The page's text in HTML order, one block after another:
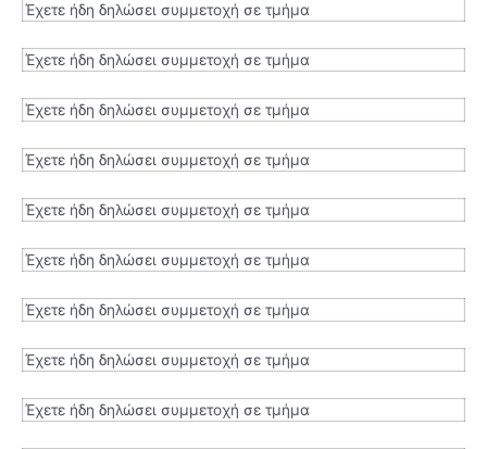
Έχετε ήδη δηλώσει συμμετοχή σε τμήμα
Έχετε ήδη δηλώσει συμμετοχή σε τμήμα
Έχετε ήδη δηλώσει συμμετοχή σε τμήμα
Έχετε ήδη δηλώσει συμμετοχή σε τμήμα
Έχετε ήδη δηλώσει συμμετοχή σε τμήμα
Έχετε ήδη δηλώσει συμμετοχή σε τμήμα
Έχετε ήδη δηλώσει συμμετοχή σε τμήμα
Έχετε ήδη δηλώσει συμμετοχή σε τμήμα
Έχετε ήδη δηλώσει συμμετοχή σε τμήμα